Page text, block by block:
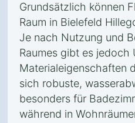
Grundsätzlich können
Raum in Bielefeld
Je nach Nutzung und
Raumes gibt es jedoch
Materialeigenschaften
sich robuste,
besonders für
während in